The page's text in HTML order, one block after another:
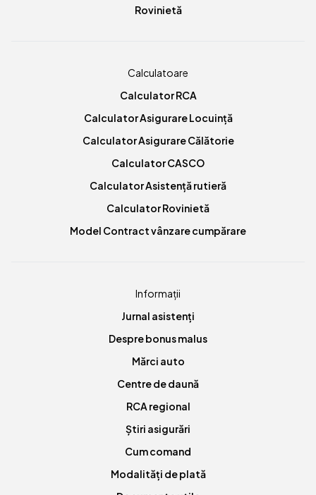
Rovinietă
Calculatoare
Calculator RCA
Calculator Asigurare Locuință
Calculator Asigurare Călătorie
Calculator CASCO
Calculator Asistență rutieră
Calculator Rovinietă
Model Contract vânzare cumpărare
Informații
Jurnal asistenți
Despre bonus malus
Mărci auto
Centre de daună
RCA regional
Știri asigurări
Cum comand
Modalități de plată